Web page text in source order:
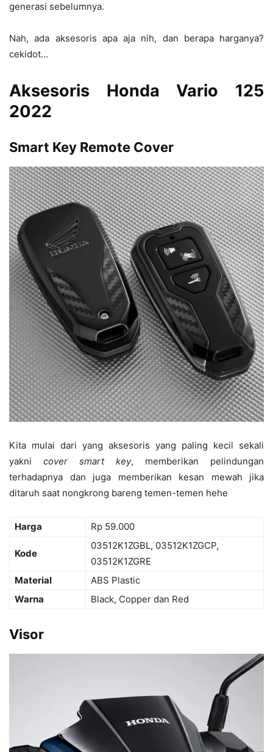
generasi sebelumnya.
Nah, ada aksesoris apa aja nih, dan berapa harganya?
cekidot…
Aksesoris Honda Vario 125
2022
Smart Key Remote Cover
Kita mulai dari yang aksesoris yang paling kecil sekali
yakni cover smart key, memberikan pelindungan
terhadapnya dan juga memberikan kesan mewah jika
ditaruh saat nongkrong bareng temen-temen hehe
Harga Rp 59.000
Kode
03512K1ZGBL, 03512K1ZGCP,
03512K1ZGRE
Material
ABS Plastic
Warna
Black, Copper dan Red
Visor